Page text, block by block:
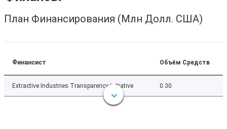
План Финансирования (Млн Долл. США)
Финансист Объём Средств
Extractive Industries Transparency Initiative 0.30